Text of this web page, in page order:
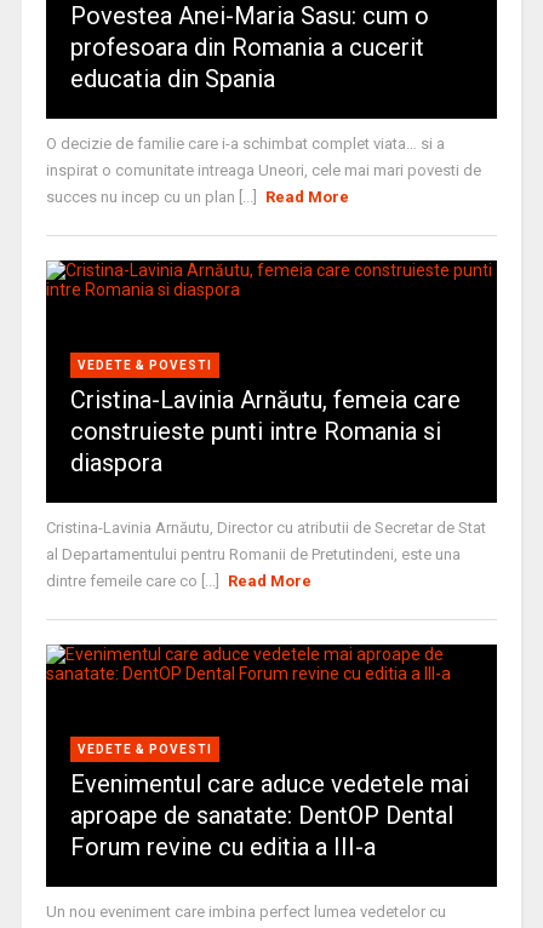
Povestea Anei-Maria Sasu: cum o
profesoara din Romania a cucerit
educatia din Spania
O decizie de familie care i-a schimbat complet viata… si a
inspirat o comunitate intreaga Uneori, cele mai mari povesti de
succes nu incep cu un plan [...]
Read More
VEDETE & POVESTI
Cristina-Lavinia Arnăutu, femeia care
construieste punti intre Romania si
diaspora
Cristina-Lavinia Arnăutu, Director cu atributii de Secretar de Stat
al Departamentului pentru Romanii de Pretutindeni, este una
dintre femeile care co [...]
Read More
VEDETE & POVESTI
Evenimentul care aduce vedetele mai
aproape de sanatate: DentOP Dental
Forum revine cu editia a III-a
Un nou eveniment care imbina perfect lumea vedetelor cu